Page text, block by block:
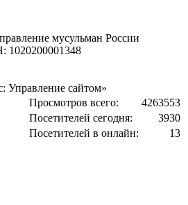
мусульман России
1020200001348
Управление сайтом»
Просмотров всего:
4263553
Посетителей сегодня:
3930
Посетителей в онлайн:
13